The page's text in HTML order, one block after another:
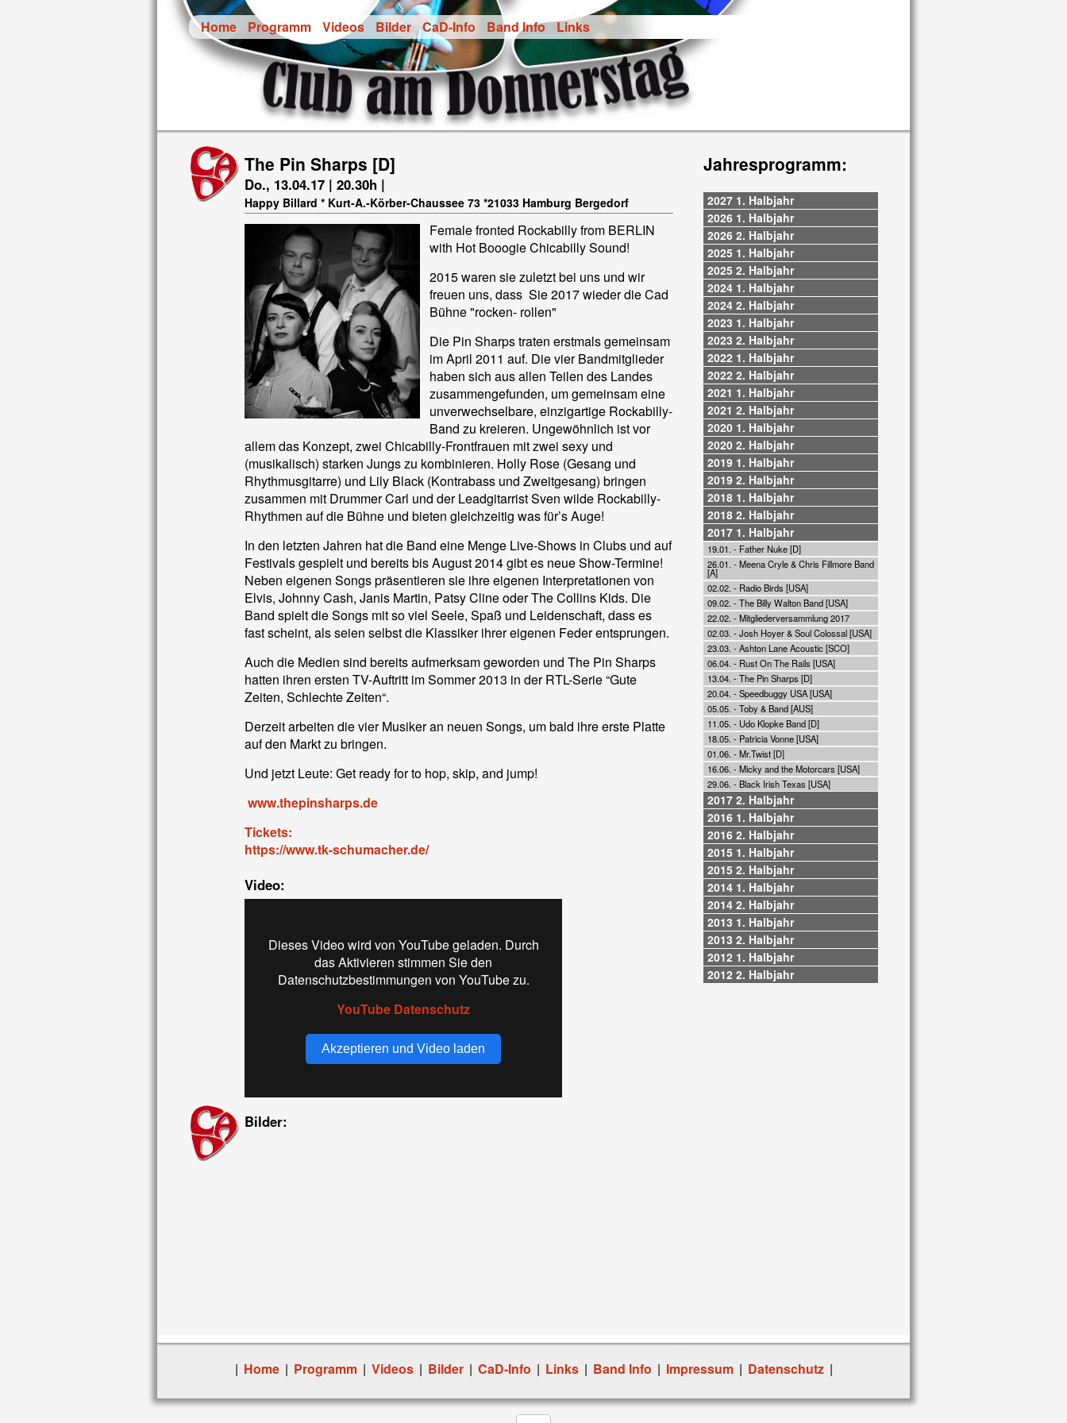
Home Programm Videos Bilder CaD-Info Band Info Links
The Pin Sharps [D]
Do., 13.04.17 | 20.30h |
Happy Billard * Kurt-A.-Körber-Chaussee 73 *21033 Hamburg Bergedorf
Female fronted Rockabilly from BERLIN
with Hot Booogie Chicabilly Sound!
2015 waren sie zuletzt bei uns und wir
freuen uns, dass Sie 2017 wieder die Cad
Bühne "rocken- rollen"
Die Pin Sharps traten erstmals gemeinsam
im April 2011 auf. Die vier Bandmitglieder
haben sich aus allen Teilen des Landes
zusammengefunden, um gemeinsam eine
unverwechselbare, einzigartige Rockabilly-
Band zu kreieren. Ungewöhnlich ist vor
allem das Konzept, zwei Chicabilly-Frontfrauen mit zwei sexy und
(musikalisch) starken Jungs zu kombinieren. Holly Rose (Gesang und
Rhythmusgitarre) und Lily Black (Kontrabass und Zweitgesang) bringen
zusammen mit Drummer Carl und der Leadgitarrist Sven wilde Rockabilly-
Rhythmen auf die Bühne und bieten gleichzeitig was für’s Auge!
In den letzten Jahren hat die Band eine Menge Live-Shows in Clubs und auf
Festivals gespielt und bereits bis August 2014 gibt es neue Show-Termine!
Neben eigenen Songs präsentieren sie ihre eigenen Interpretationen von
Elvis, Johnny Cash, Janis Martin, Patsy Cline oder The Collins Kids. Die
Band spielt die Songs mit so viel Seele, Spaß und Leidenschaft, dass es
fast scheint, als seien selbst die Klassiker ihrer eigenen Feder entsprungen.
Auch die Medien sind bereits aufmerksam geworden und The Pin Sharps
hatten ihren ersten TV-Auftritt im Sommer 2013 in der RTL-Serie “Gute
Zeiten, Schlechte Zeiten“.
Derzeit arbeiten die vier Musiker an neuen Songs, um bald ihre erste Platte
auf den Markt zu bringen.
Und jetzt Leute: Get ready for to hop, skip, and jump!
www.thepinsharps.de
Tickets:
https://www.tk-schumacher.de/
Video:
Dieses Video wird von YouTube geladen. Durch
das Aktivieren stimmen Sie den
Datenschutzbestimmungen von YouTube zu.
YouTube Datenschutz
Akzeptieren und Video laden
Bilder:
Jahresprogramm:
2027 1. Halbjahr
2026 1. Halbjahr
2026 2. Halbjahr
2025 1. Halbjahr
2025 2. Halbjahr
2024 1. Halbjahr
2024 2. Halbjahr
2023 1. Halbjahr
2023 2. Halbjahr
2022 1. Halbjahr
2022 2. Halbjahr
2021 1. Halbjahr
2021 2. Halbjahr
2020 1. Halbjahr
2020 2. Halbjahr
2019 1. Halbjahr
2019 2. Halbjahr
2018 1. Halbjahr
2018 2. Halbjahr
2017 1. Halbjahr
19.01. - Father Nuke [D]
26.01. - Meena Cryle & Chris Fillmore Band
[A]
02.02. - Radio Birds [USA]
09.02. - The Billy Walton Band [USA]
22.02. - Mitgliederversammlung 2017
02.03. - Josh Hoyer & Soul Colossal [USA]
23.03. - Ashton Lane Acoustic [SCO]
06.04. - Rust On The Rails [USA]
13.04. - The Pin Sharps [D]
20.04. - Speedbuggy USA [USA]
05.05. - Toby & Band [AUS]
11.05. - Udo Klopke Band [D]
18.05. - Patricia Vonne [USA]
01.06. - Mr.Twist [D]
16.06. - Micky and the Motorcars [USA]
29.06. - Black Irish Texas [USA]
2017 2. Halbjahr
2016 1. Halbjahr
2016 2. Halbjahr
2015 1. Halbjahr
2015 2. Halbjahr
2014 1. Halbjahr
2014 2. Halbjahr
2013 1. Halbjahr
2013 2. Halbjahr
2012 1. Halbjahr
2012 2. Halbjahr
| Home | Programm | Videos | Bilder | CaD-Info | Links | Band Info | Impressum | Datenschutz |